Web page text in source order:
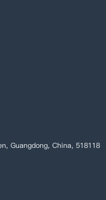
Guangdong, China, 518118